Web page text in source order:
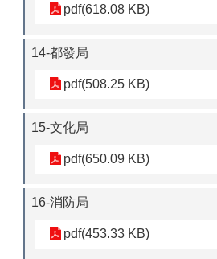
pdf(618.08 KB)
14-都發局
pdf(508.25 KB)
15-文化局
pdf(650.09 KB)
16-消防局
pdf(453.33 KB)